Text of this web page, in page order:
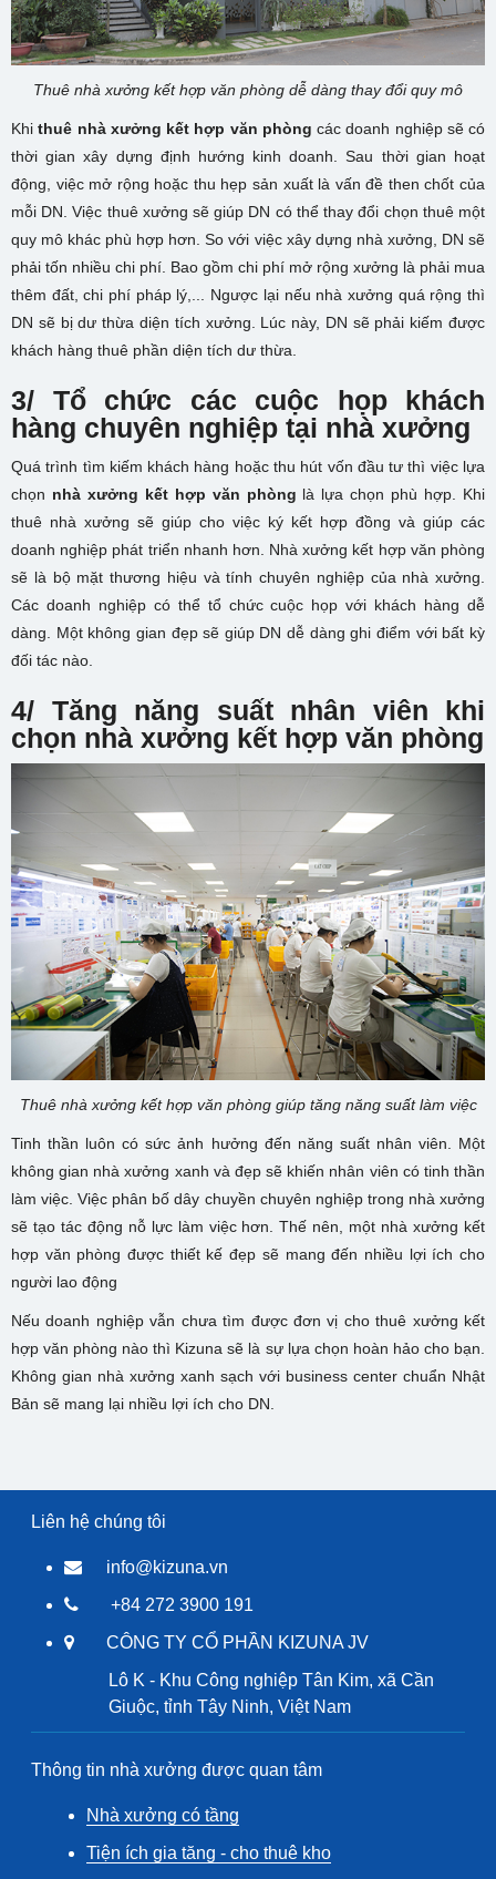
Thuê nhà xưởng kết hợp văn phòng dễ dàng thay đổi quy mô
Khithuê nhà xưởng kết hợp văn phòng các doanh nghiệp sẽ có
thời gian xây dựng định hướng kinh doanh. Sau thời gian hoạt
động, việc mở rộng hoặc thu hẹp sản xuất là vấn đề then chốt của
mỗi DN. Việc thuê xưởng sẽ giúp DN có thể thay đổi chọn thuê một
quy mô khác phù hợp hơn. So với việc xây dựng nhà xưởng, DN sẽ
phải tốn nhiều chi phí. Bao gồm chi phí mở rộng xưởng là phải mua
thêm đất, chi phí pháp lý,... Ngược lại nếu nhà xưởng quá rộng thì
DN sẽ bị dư thừa diện tích xưởng. Lúc này, DN sẽ phải kiếm được
khách hàng thuê phần diện tích dư thừa.
3/ Tổ chức các cuộc họp khách
hàng chuyên nghiệp tại nhà xưởng
Quá trình tìm kiếm khách hàng hoặc thu hút vốn đầu tư thì việc lựa
chọn nhà xưởng kết hợp văn phòng là lựa chọn phù hợp. Khi
thuê nhà xưởng sẽ giúp cho việc ký kết hợp đồng và giúp các
doanh nghiệp phát triển nhanh hơn. Nhà xưởng kết hợp văn phòng
sẽ là bộ mặt thương hiệu và tính chuyên nghiệp của nhà xưởng.
Các doanh nghiệp có thể tổ chức cuộc họp với khách hàng dễ
dàng. Một không gian đẹp sẽ giúp DN dễ dàng ghi điểm với bất kỳ
đối tác nào.
4/ Tăng năng suất nhân viên khi
chọn nhà xưởng kết hợp văn phòng
Thuê nhà xưởng kết hợp văn phòng giúp tăng năng suất làm việc
Tinh thần luôn có sức ảnh hưởng đến năng suất nhân viên. Một
không gian nhà xưởng xanh và đẹp sẽ khiến nhân viên có tinh thần
làm việc. Việc phân bố dây chuyền chuyên nghiệp trong nhà xưởng
sẽ tạo tác động nỗ lực làm việc hơn. Thế nên, một nhà xưởng kết
hợp văn phòng được thiết kế đẹp sẽ mang đến nhiều lợi ích cho
người lao động
Nếu doanh nghiệp vẫn chưa tìm được đơn vị cho thuê xưởng kết
hợp văn phòng nào thì Kizuna sẽ là sự lựa chọn hoàn hảo cho bạn.
Không gian nhà xưởng xanh sạch với business center chuẩn Nhật
Bản sẽ mang lại nhiều lợi ích cho DN.
Liên hệ chúng tôi
info@kizuna.vn
+84 272 3900 191
CÔNG TY CỔ PHẦN KIZUNA JV
Lô K - Khu Công nghiệp Tân Kim, xã Cần
Giuộc, tỉnh Tây Ninh, Việt Nam
Thông tin nhà xưởng được quan tâm
Nhà xưởng có tầng
Tiện ích gia tăng - cho thuê kho